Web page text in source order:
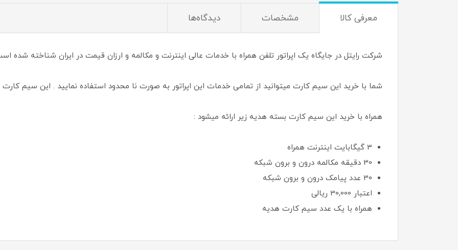
معرفی کالا مشخصات دیدگاه‌ها
شرکت رایتل در جایگاه یک اپراتور تلفن همراه با خدمات عالی اینترنت و مکالمه و ارزان قیمت در ایران شناخته شده
شما با خرید این سیم کارت میتوانید از تمامی خدمات این اپراتور به صورت نا محدود استفاده نمایید . این سیم
همراه با خرید این سیم کارت بسته هدیه زیر ارائه میشود :
3 گیگابایت اینترنت همراه
30 دقیقه مکالمه درون و برون شبکه
30 عدد پیامک درون و برون شبکه
اعتبار 30,000 ريالی
همراه با یک عدد سیم کارت هدیه